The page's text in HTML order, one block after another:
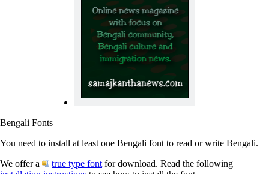
Bengali Fonts
You need to install at least one Bengali font to read or write Bengali.
We offer a
true type font for download. Read the following